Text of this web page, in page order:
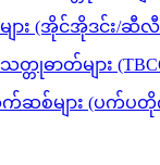
ျား (အိုင်အိုဒင်း/
ဓာတ်များ
ဆစ်များ (ပက်ပတို